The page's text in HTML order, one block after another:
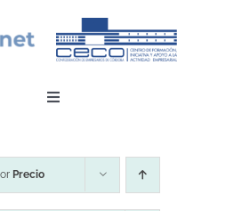
Toggle
Precio